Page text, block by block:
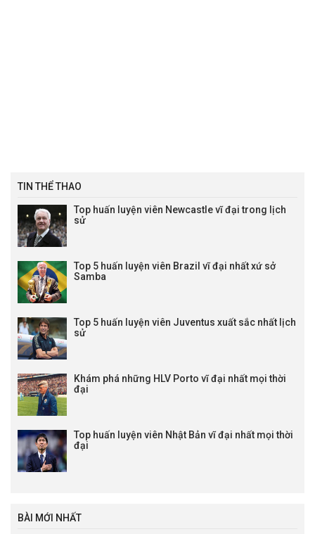
TIN THỂ THAO
Top huấn luyện viên Newcastle vĩ đại trong lịch
sử
Top 5 huấn luyện viên Brazil vĩ đại nhất xứ sở
Samba
Top 5 huấn luyện viên Juventus xuất sắc nhất lịch
sử
Khám phá những HLV Porto vĩ đại nhất mọi thời
đại
Top huấn luyện viên Nhật Bản vĩ đại nhất mọi thời
đại
BÀI MỚI NHẤT